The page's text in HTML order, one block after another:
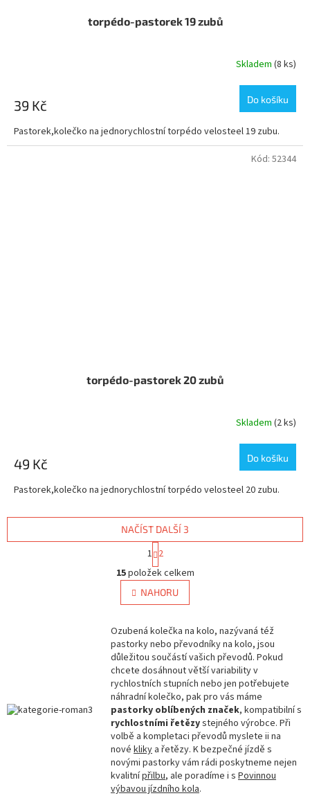
torpédo-pastorek 19 zubů
Skladem (8 ks)
39 Kč Do košíku
Pastorek,kolečko na jednorychlostní torpédo velosteel 19 zubu.
torpédo-pastorek 20 zubů
Skladem (2 ks)
49 Kč Do košíku
Pastorek,kolečko na jednorychlostní torpédo velosteel 20 zubu.
Kód: 52344
O
v
l
á
a
c
í
p
r
v
k
y
v
ý
p
i
s
NAČÍST DALŠÍ 3
S
t
r
á
n
k
v
á
n
í
1 2
15položek celkem
NAHORU
Ozubená kolečka na kolo, nazývaná též
pastorky nebo převodníky na kolo, jsou
důležitou součástí vašich převodů. Pokud
chcete dosáhnout větší variability v
rychlostních stupních nebo jen potřebujete
náhradní kolečko, pak pro vás máme
pastorky oblíbených značek, kompatibilní s
rychlostními řetězystejného výrobce. Při
volbě a kompletaci převodů myslete ii na
nové kliky a řetězy. K bezpečné jízdě s
novými pastorky vám rádi poskytneme nejen
kvalitnípřilbu, ale poradíme i s Povinnou
výbavou jízdního kola.